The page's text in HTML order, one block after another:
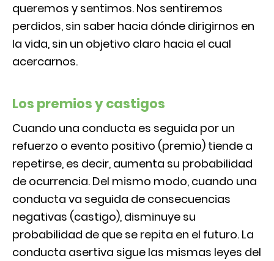
queremos y sentimos. Nos sentiremos
perdidos, sin saber hacia dónde dirigirnos en
la vida, sin un objetivo claro hacia el cual
acercarnos.
Los premios y castigos
Cuando una conducta es seguida por un
refuerzo o evento positivo (premio) tiende a
repetirse, es decir, aumenta su probabilidad
de ocurrencia. Del mismo modo, cuando una
conducta va seguida de consecuencias
negativas (castigo), disminuye su
probabilidad de que se repita en el futuro. La
conducta asertiva sigue las mismas leyes del